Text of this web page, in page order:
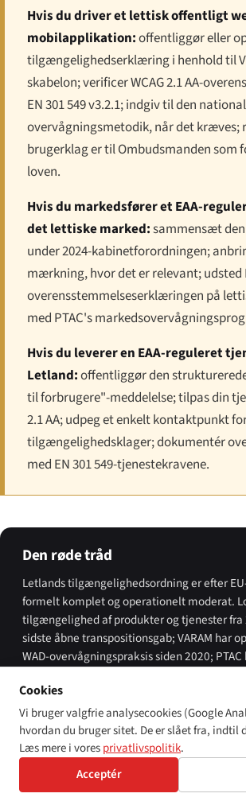
Hvis du driver et lettisk offentligt
mobilapplikation:offentliggør eller
tilgængelighedserklæring i henhold til
skabelon; verificer WCAG 2.1 AA-
EN 301 549 v3.2.1; indgiv til den
overvågningsmetodik, når det kræves;
brugerklag er til Ombudsmanden som
loven.
Hvis du markedsfører et EAA-
det lettiske marked:sammensæt
under 2024-kabinetforordningen;
mærkning, hvor det er relevant; udsted
overensstemmelseserklæringen på
med PTAC's
Hvis du leverer en EAA-reguleret
Letland:offentliggør den
til forbrugere"-meddelelse; tilpas din
2.1 AA; udpeg et enkelt kontaktpunkt
tilgængelighedsklager; dokumentér
med EN 301 549-tjenestekravene.
Den røde tråd
Letlands tilgængelighedsordning er efter
formelt komplet og operationelt moderat.
tilgængelighed af produkter og tjenester
sidste åbne transpositionsgab; VARAM har
WAD-overvågningspraksis siden 2020;
Ombudsmanden — som den eneste af de
har den forfatningsmæssige status til at
tilgængeligheds fejl hele vejen til
der gjenstår at teste i 2026–27, er, om
i sin øverste ende, og om kløften mellem
anerkendelse fra 1999 og den faktiske
Cookies
Vi bruger valgfrie analysecookies (Google
hvordan du bruger sitet. De er slået fra, indtil
Læs mere i voresprivatlivspolitik.
Acceptér